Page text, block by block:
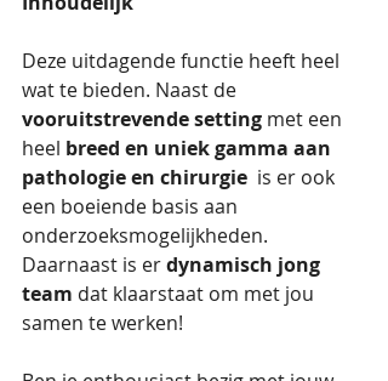
Deze uitdagende functie heeft heel
wat te bieden. Naast de
vooruitstrevende setting met een
heel breed en uniek gamma aan
pathologie en chirurgie is er ook
een boeiende basis aan
onderzoeksmogelijkheden.
Daarnaast is er dynamisch jong
team dat klaarstaat om met jou
samen te werken!